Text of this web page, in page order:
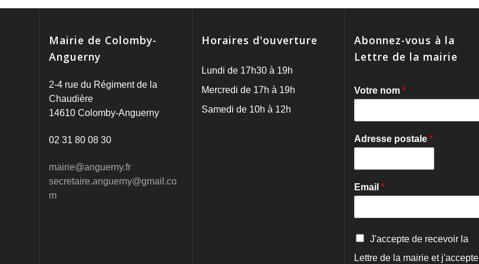
Mairie de Colomby-
Anguerny
2-4 rue du Régiment de la
Chaudière
14610 Colomby-Anguerny
02 31 80 08 30
mairie@anguerny.fr
secretaire.anguerny@gmail.co
m
Horaires d'ouverture
Lundi de 17h30 à 19h
Mercredi de 17h à 19h
Samedi de 10h à 12h
Abonnez-vous à la
Lettre de la mairie
Votre nom *
Adresse postale *
Email *
C
n
J'accepte de recevoir la
Lettre de la mairie et j'accepte